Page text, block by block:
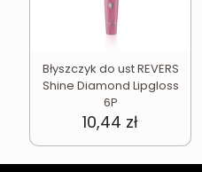
Błyszczyk do ust REVERS
Shine Diamond Lipgloss
6P
10,44 zł